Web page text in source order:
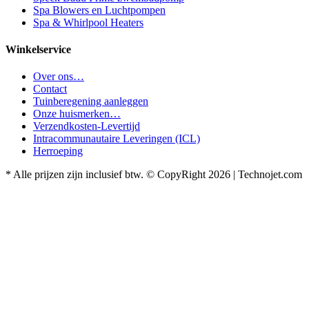
Spa Blowers en Luchtpompen
Spa & Whirlpool Heaters
Winkelservice
Over ons…
Contact
Tuinberegening aanleggen
Onze huismerken…
Verzendkosten-Levertijd
Intracommunautaire Leveringen (ICL)
Herroeping
* Alle prijzen zijn inclusief btw. © CopyRight 2026 | Technojet.com